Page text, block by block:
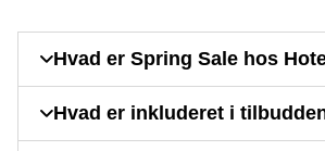
Hvad er Spring Sale hos
Hvad er inkluderet i